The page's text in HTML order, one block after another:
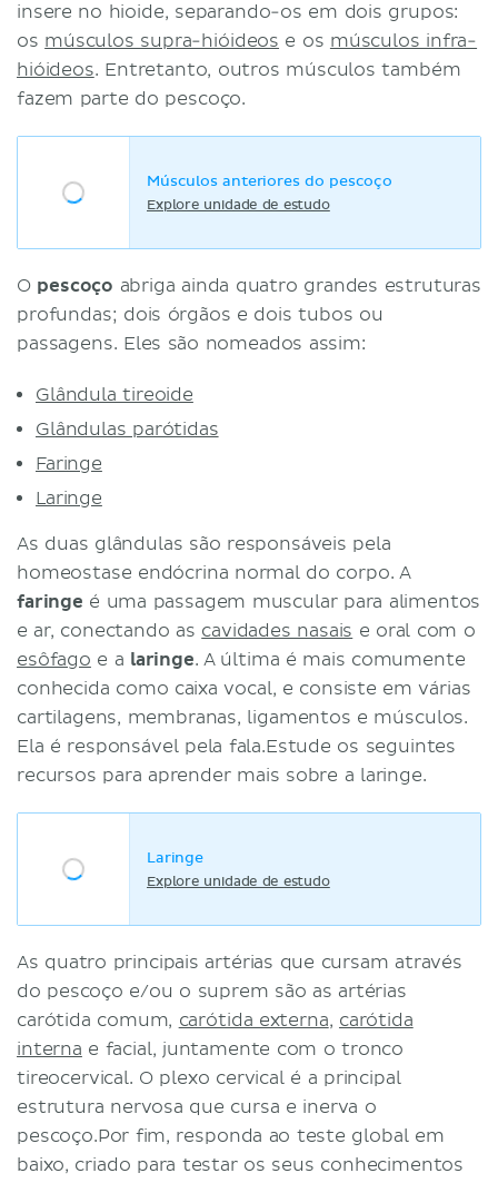
insere no hioide, separando-os em dois grupos:
os músculos supra-hióideos e os músculos infra-
hióideos. Entretanto, outros músculos também
fazem parte do pescoço.
Músculos anteriores do pescoço
Explore unidade de estudo
O pescoço abriga ainda quatro grandes estruturas
profundas; dois órgãos e dois tubos ou
passagens. Eles são nomeados assim:
Glândula tireoide
Glândulas parótidas
Faringe
Laringe
As duas glândulas são responsáveis pela
homeostase endócrina normal do corpo. A
faringe é uma passagem muscular para alimentos
e ar, conectando as cavidades nasais e oral com o
esôfago e a laringe. A última é mais comumente
conhecida como caixa vocal, e consiste em várias
cartilagens, membranas, ligamentos e músculos.
Ela é responsável pela fala.Estude os seguintes
recursos para aprender mais sobre a laringe.
Laringe
Explore unidade de estudo
As quatro principais artérias que cursam através
do pescoço e/ou o suprem são as artérias
carótida comum, carótida externa, carótida
interna e facial, juntamente com o tronco
tireocervical. O plexo cervical é a principal
estrutura nervosa que cursa e inerva o
pescoço.Por fim, responda ao teste global em
baixo, criado para testar os seus conhecimentos